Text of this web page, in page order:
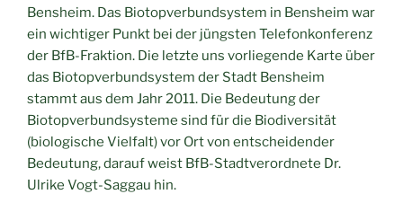
Bensheim. Das Biotopverbundsystem in Bensheim war
ein wichtiger Punkt bei der jüngsten Telefonkonferenz
der BfB-Fraktion. Die letzte uns vorliegende Karte über
das Biotopverbundsystem der Stadt Bensheim
stammt aus dem Jahr 2011. Die Bedeutung der
Biotopverbundsysteme sind für die Biodiversität
(biologische Vielfalt) vor Ort von entscheidender
Bedeutung, darauf weist BfB-Stadtverordnete Dr.
Ulrike Vogt-Saggau hin.